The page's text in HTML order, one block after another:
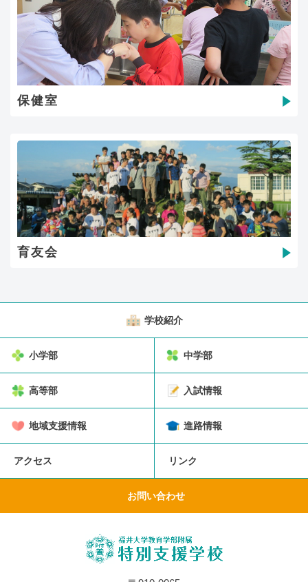
保健室
育友会
学校紹介
小学部 中学部
高等部 入試情報
地域支援情報 進路情報
アクセス リンク
お問い合わせ